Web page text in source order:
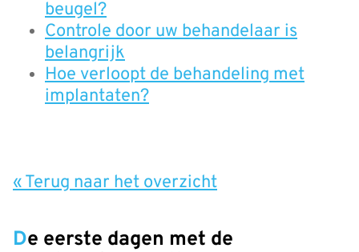
beugel?
Controle door uw behandelaar is
belangrijk
Hoe verloopt de behandeling met
implantaten?
« Terug naar het overzicht
De eerste dagen met de